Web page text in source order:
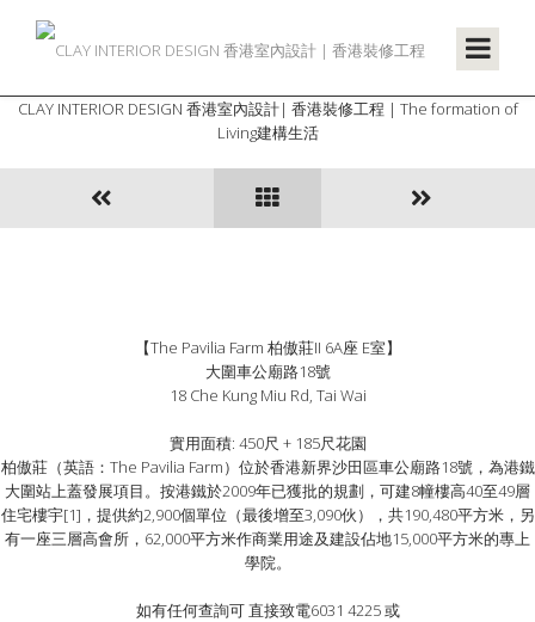
CLAY INTERIOR DESIGN 香港室內設計| 香港裝修工程 | The formation of
Living建構生活
【The Pavilia Farm 柏傲莊II 6A座 E室】
大圍車公廟路18號
18 Che Kung Miu Rd, Tai Wai
實用面積: 450尺 + 185尺花園
柏傲莊（英語：The Pavilia Farm）位於香港新界沙田區車公廟路18號，為港鐵
大圍站上蓋發展項目。按港鐵於2009年已獲批的規劃，可建8幢樓高40至49層
住宅樓宇[1]，提供約2,900個單位（最後增至3,090伙），共190,480平方米，另
有一座三層高會所，62,000平方米作商業用途及建設佔地15,000平方米的專上
學院。
如有任何查詢可 直接致電6031 4225 或